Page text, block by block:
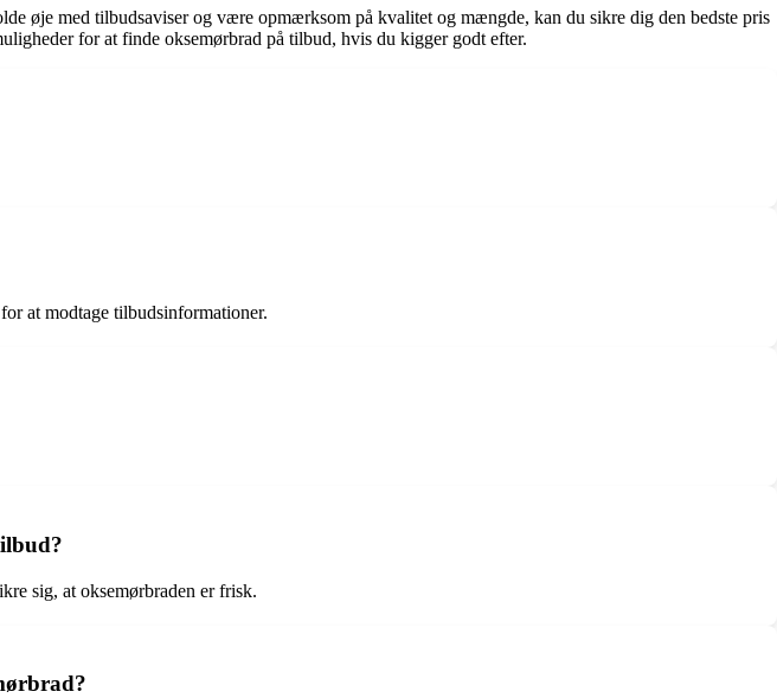
øje med tilbudsaviser og være opmærksom på kvalitet og mængde, kan du sikre dig den bedste pris
for at finde oksemørbrad på tilbud, hvis du kigger godt efter.
at modtage tilbudsinformationer.
sig, at oksemørbraden er frisk.